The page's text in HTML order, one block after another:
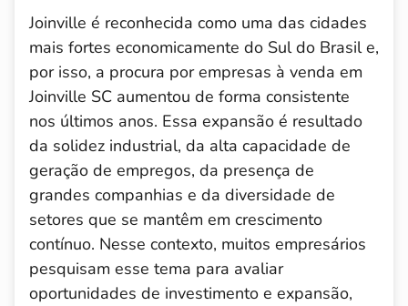
Joinville é reconhecida como uma das cidades
mais fortes economicamente do Sul do Brasil e,
por isso, a procura por empresas à venda em
Joinville SC aumentou de forma consistente
nos últimos anos. Essa expansão é resultado
da solidez industrial, da alta capacidade de
geração de empregos, da presença de
grandes companhias e da diversidade de
setores que se mantêm em crescimento
contínuo. Nesse contexto, muitos empresários
pesquisam esse tema para avaliar
oportunidades de investimento e expansão,